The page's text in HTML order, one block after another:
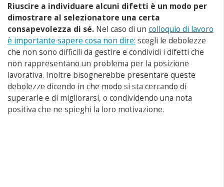
Riuscire a individuare alcuni difetti è un modo per
dimostrare al selezionatore una certa
consapevolezza di sé. Nel caso di un colloquio di lavoro
è importante sapere cosa non dire: scegli le debolezze
che non sono difficili da gestire e condividi i difetti che
non rappresentano un problema per la posizione
lavorativa. Inoltre bisognerebbe presentare queste
debolezze dicendo in che modo si sta cercando di
superarle e di migliorarsi, o condividendo una nota
positiva che ne spieghi la loro motivazione.